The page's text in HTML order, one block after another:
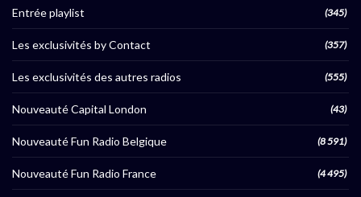
Entrée playlist (345)
Les exclusivités by Contact (357)
Les exclusivités des autres radios (555)
Nouveauté Capital London (43)
Nouveauté Fun Radio Belgique (8 591)
Nouveauté Fun Radio France (4 495)